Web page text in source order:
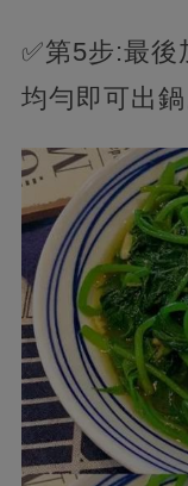
✅第5步:最
均勻即可出鍋